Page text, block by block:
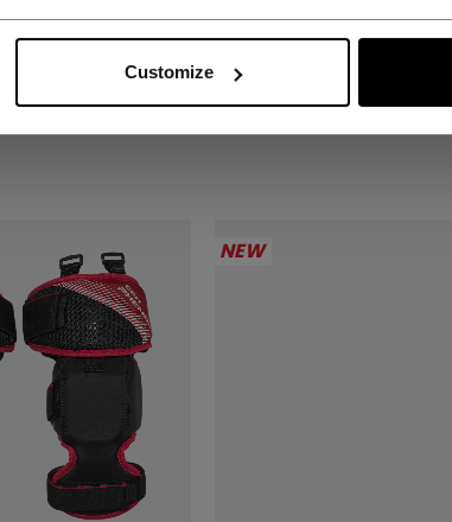
Customize
JUNIOR
CCM PHENOM
MÅLVAKTSKØLLE
1099,00 kr
NEW